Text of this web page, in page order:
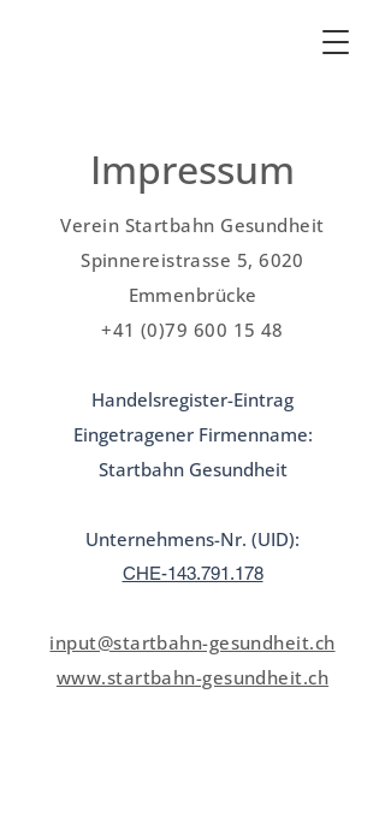
Impressum
Verein Startbahn Gesundheit
Spinnereistrasse 5, 6020
Emmenbrücke
+41 (0)79 600 15 48
Handelsregister-Eintrag
Eingetragener Firmenname:
Startbahn Gesundheit
Unternehmens-Nr. (UID):
CHE-143.791.178
input@startbahn-gesundheit.ch
www.startbahn-gesundheit.ch